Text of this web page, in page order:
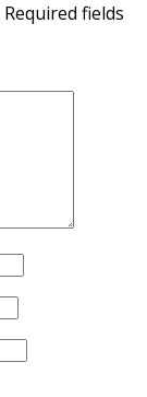
Required fields